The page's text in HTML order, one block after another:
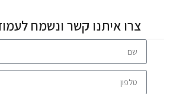
צרו איתנו קשר ונשמח